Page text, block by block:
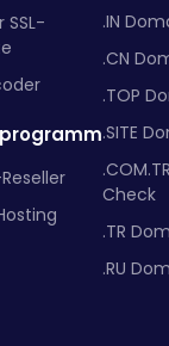
SSL-
.IN
.CN
.TOP
.SITE
Check
.TR
.RU